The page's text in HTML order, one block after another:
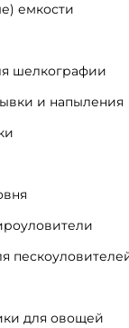
емкости
шелкографии
и напыления
для овощей